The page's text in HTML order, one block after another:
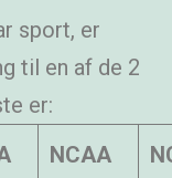
sport, er
til en af de 2
er:
NCAA